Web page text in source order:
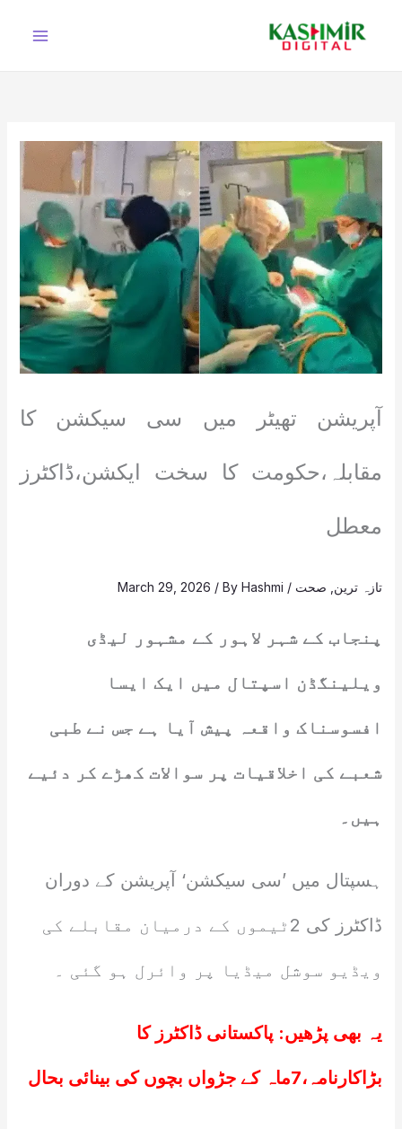
آپریشن تھیٹر میں سی سیکشن کا
مقابلہ،حکومت کا سخت ایکشن،ڈاکٹرز
معطل
تازہ ترین صحت /
March 29, 2026 / ByHashmi
پنجاب کے شہر لاہور کے مشہور لیڈی
ویلینگڈن اسپتال میں ایک ایسا
افسوسناک واقعہ پیش آیا ہے جس نے طبی
شعبے کی اخلاقیات پر سوالات کھڑے کر دئیے
ہیں۔
ہسپتال میں ’سی سیکشن‘ آپریشن کے دوران
ڈاکٹرز کی 2ٹیموں کے درمیان مقابلے کی
ویڈیو سوشل میڈیا پر وائرل ہو گئی ۔
یہ بھی پڑھیں: پاکستانی ڈاکٹرز کا
بڑاکارنامہ،7ماہ کے جڑواں بچوں کی بینائی بحال